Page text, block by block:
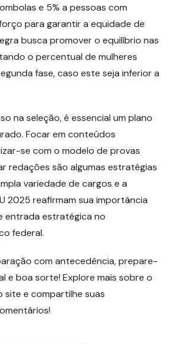
e 5% a pessoas com
para garantir a equidade de
busca promover o equilíbrio nas
o percentual de mulheres
fase, caso este seja inferior a
na seleção, é essencial um plano
Focar em conteúdos
se com o modelo de provas
redações são algumas estratégias
variedade de cargos e a
2025 reafirmam sua importância
entrada estratégica no
federal.
com antecedência, prepare-
e boa sorte! Explore mais sobre o
site e compartilhe suas